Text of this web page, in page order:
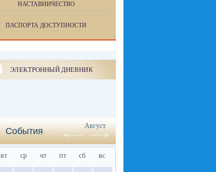
НАСТАВНИЧЕСТВО
ПАСПОРТА ДОСТУПНОСТИ
ЭЛЕКТРОННЫЙ ДНЕВНИК
События
Август
вт ср чт пт сб вс